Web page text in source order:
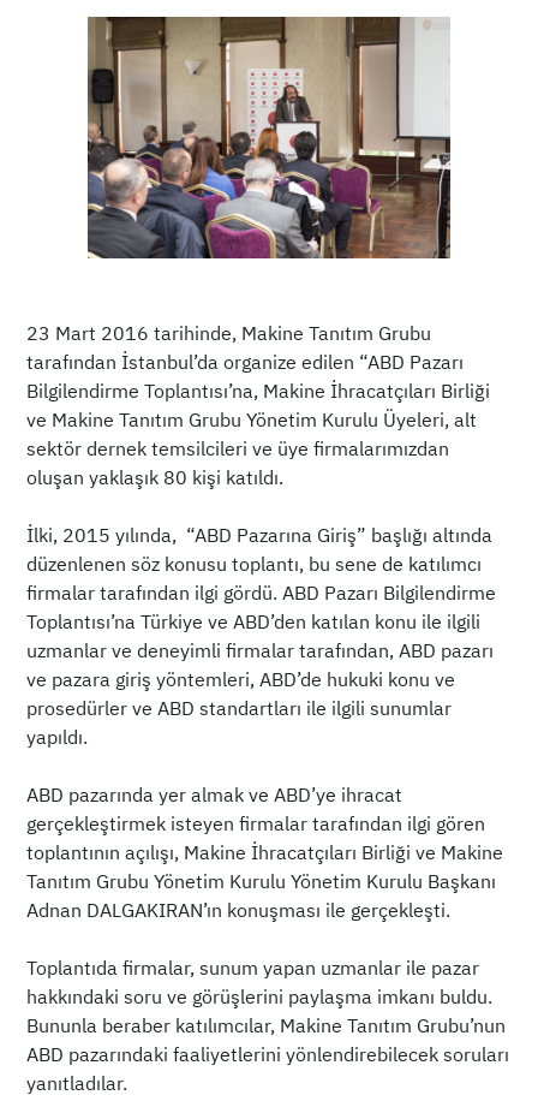
23 Mart 2016 tarihinde, Makine Tanıtım Grubu
tarafından İstanbul’da organize edilen “ABD Pazarı
Bilgilendirme Toplantısı’na, Makine İhracatçıları Birliği
ve Makine Tanıtım Grubu Yönetim Kurulu Üyeleri, alt
sektör dernek temsilcileri ve üye firmalarımızdan
oluşan yaklaşık 80 kişi katıldı.
İlki, 2015 yılında, “ABD Pazarına Giriş” başlığı altında
düzenlenen söz konusu toplantı, bu sene de katılımcı
firmalar tarafından ilgi gördü. ABD Pazarı Bilgilendirme
Toplantısı’na Türkiye ve ABD’den katılan konu ile ilgili
uzmanlar ve deneyimli firmalar tarafından, ABD pazarı
ve pazara giriş yöntemleri, ABD’de hukuki konu ve
prosedürler ve ABD standartları ile ilgili sunumlar
yapıldı.
ABD pazarında yer almak ve ABD’ye ihracat
gerçekleştirmek isteyen firmalar tarafından ilgi gören
toplantının açılışı, Makine İhracatçıları Birliği ve Makine
Tanıtım Grubu Yönetim Kurulu Yönetim Kurulu Başkanı
Adnan DALGAKIRAN’ın konuşması ile gerçekleşti.
Toplantıda firmalar, sunum yapan uzmanlar ile pazar
hakkındaki soru ve görüşlerini paylaşma imkanı buldu.
Bununla beraber katılımcılar, Makine Tanıtım Grubu’nun
ABD pazarındaki faaliyetlerini yönlendirebilecek soruları
yanıtladılar.